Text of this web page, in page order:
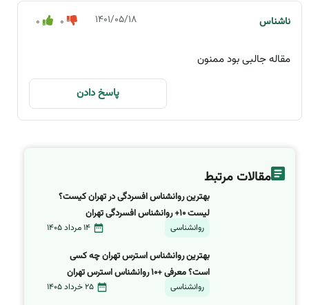
۱۴۰۱/۰۵/۱۸ ناشناس 0 0
مقاله جالبی بود ممنون
پاسخ دادن
مقالات مرتبط
بهترین روانشناس افسردگی در تهران کیست؟
لیست ۱۰+ روانشناس افسردگی تهران
روانشناسی 14 مرداد 1405
بهترین روانشناس استرس تهران چه کسی
است؟ معرفی +۱۰ روانشناس استرس تهران
روانشناسی 25 خرداد 1405